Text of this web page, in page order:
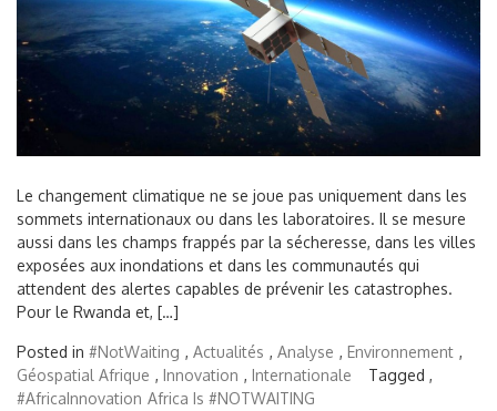
Le changement climatique ne se joue pas uniquement dans les
sommets internationaux ou dans les laboratoires. Il se mesure
aussi dans les champs frappés par la sécheresse, dans les villes
exposées aux inondations et dans les communautés qui
attendent des alertes capables de prévenir les catastrophes.
Pour le Rwanda et, […]
Posted in #NotWaiting , Actualités , Analyse , Environnement ,
Géospatial Afrique , Innovation , Internationale
Tagged ,
#AfricaInnovation Africa Is #NOTWAITING